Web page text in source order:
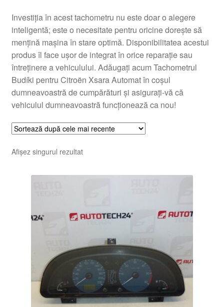
Procedura de reclamație
Termeni si conditii
Investiția în acest tachometru nu este doar o alegere
inteligentă; este o necesitate pentru oricine dorește să
mențină mașina în stare optimă. Disponibilitatea acestui
produs îl face ușor de integrat în orice reparație sau
întreținere a vehiculului. Adăugați acum Tachometrul
Budíki pentru Citroën Xsara Automat în coșul
dumneavoastră de cumpărături și asigurați-vă că
vehiculul dumneavoastră funcționează ca nou!
Afișez singurul rezultat